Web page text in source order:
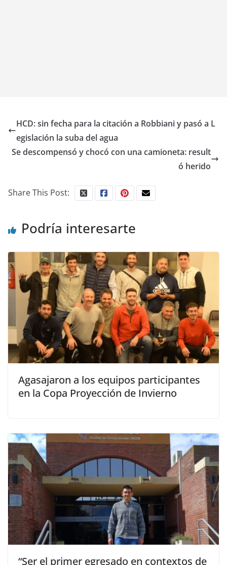
HCD: sin fecha para la citación a Robbiani y pasó a L
egislación la suba del agua
Se descompensó y chocó con una camioneta: result
ó herido
Share This Post:
Podría interesarte
Agasajaron a los equipos participantes
en la Copa Proyección de Invierno
“Ser el primer egresado en contextos de